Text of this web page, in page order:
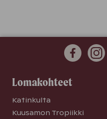
Lomakohteet
Katinkulta
Kuusamon Tropiikki